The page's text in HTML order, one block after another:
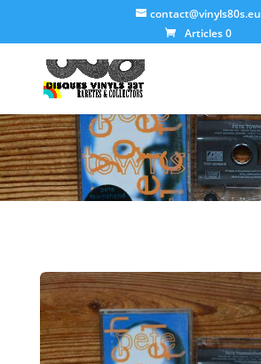
contact@vinyls80s.eu
Articles 0